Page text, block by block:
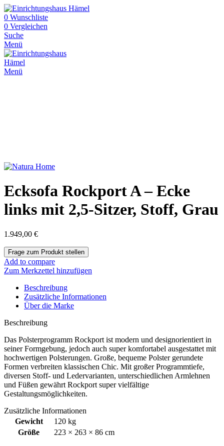
0 Wunschliste
0 Vergleichen
Suche
Menü
Menü
Ecksofa Rockport A – Ecke
links mit 2,5-Sitzer, Stoff, Grau
1.949,00 €
Add to compare
Zum Merkzettel hinzufügen
Beschreibung
Zusätzliche Informationen
Über die Marke
Beschreibung
Das Polsterprogramm Rockport ist modern und designorientiert in
seiner Formgebung, jedoch auch super komfortabel ausgestattet mit
hochwertigen Polsterungen. Große, bequeme Polster gerundete
Formen verbreiten klassischen Chic. Mit großer Programmtiefe,
diversen Stoff- und Ledervarianten, unterschiedlichen Armlehnen
und Füßen gewährt Rockport super vielfältige
Gestaltungsmöglichkeiten.
Zusätzliche Informationen
Gewicht
120 kg
Größe
223 × 263 × 86 cm